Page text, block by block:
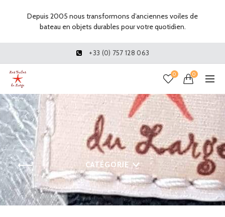
+33 (0) 757 128 063
0 0
CATÉGORIE
Depuis 2005 nous transformons d’anciennes voiles de
bateau en objets durables pour votre quotidien.